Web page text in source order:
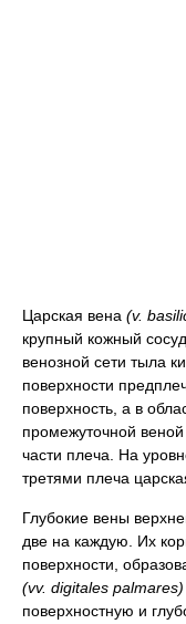
Царская вена (v.
крупный кожный
венозной сети тыла
поверхности
поверхность, а в
промежуточной
части плеча. На
третями плеча
Глубокие вены
две на каждую. Их
поверхности,
(vv. digitales palmares)
поверхностную и